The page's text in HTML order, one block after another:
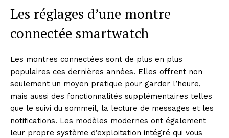
Les réglages d’une montre
connectée smartwatch
Les montres connectées sont de plus en plus
populaires ces dernières années. Elles offrent non
seulement un moyen pratique pour garder l’heure,
mais aussi des fonctionnalités supplémentaires telles
que le suivi du sommeil, la lecture de messages et les
notifications. Les modèles modernes ont également
leur propre système d’exploitation intégré qui vous